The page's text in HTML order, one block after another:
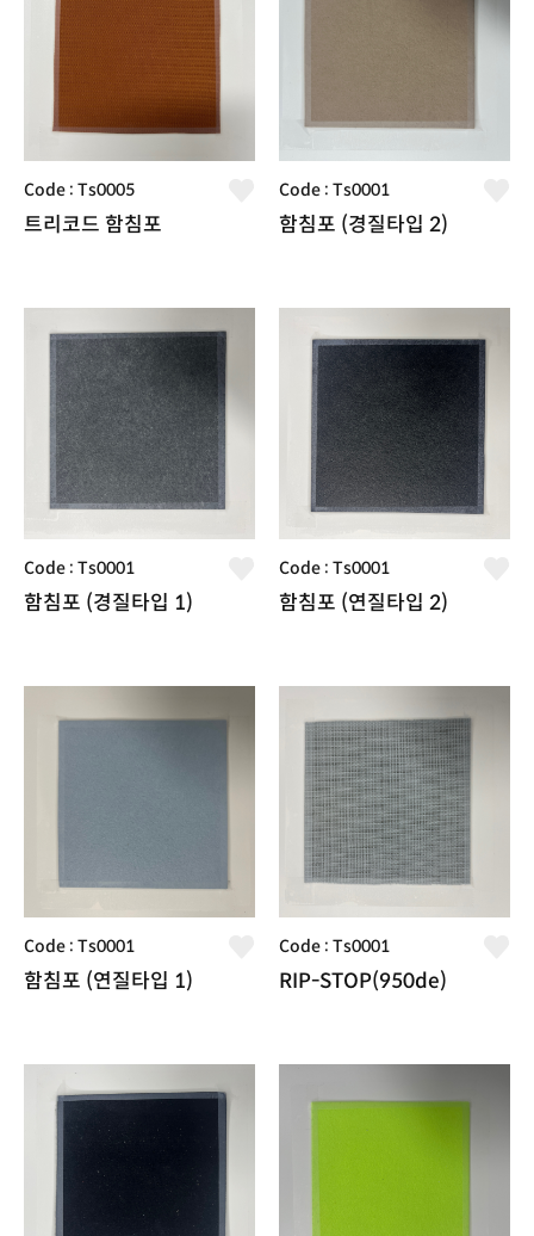
Code : Ts0005
트리코드 함침포
Code : Ts0001
함침포 (경질타입 2)
Code : Ts0001
함침포 (경질타입 1)
Code : Ts0001
함침포 (연질타입 2)
Code : Ts0001
함침포 (연질타입 1)
Code : Ts0001
RIP-STOP(950de)